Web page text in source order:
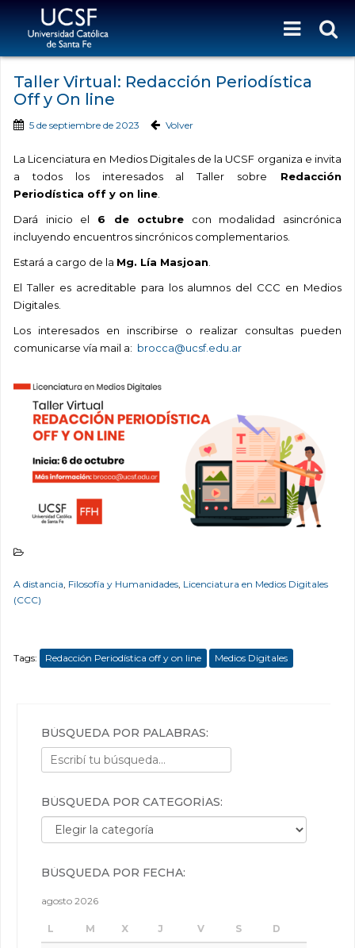
Taller Virtual: Redacción Periodística
Off y On line
5 de septiembre de 2023 Volver
La Licenciatura en Medios Digitales de la UCSF organiza e invita
a todos los interesados al Taller sobre Redacción
Periodística off y on line
Dará inicio el 6 de octubre con modalidad asincrónica
incluyendo encuentros sincrónicos complementarios.
Estará a cargo de la Mg. Lía Masjoan
El Taller es acreditable para los alumnos del CCC en Medios
Digitales.
Los interesados en inscribirse o realizar consultas pueden
comunicarse vía mail a: brocca@ucsf.edu.ar
A distancia Filosofía y Humanidades Licenciatura en Medios Digitales
(CCC)
Tags: Redacción Periodística off y on line Medios Digitales
BÚSQUEDA POR PALABRAS:
BÚSQUEDA POR CATEGORÍAS:
Búsqueda por categorías:
BÚSQUEDA POR FECHA:
agosto 2026
L M X J V S D